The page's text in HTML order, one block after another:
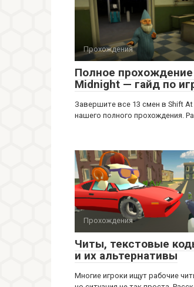
Прохождения
Полное
Midnight — гайд по
Завершите все 13 смен в Shift
нашего полного прохождения.
Прохождения
Читы, текстовые
и их альтернативы
Многие игроки ищут рабочие